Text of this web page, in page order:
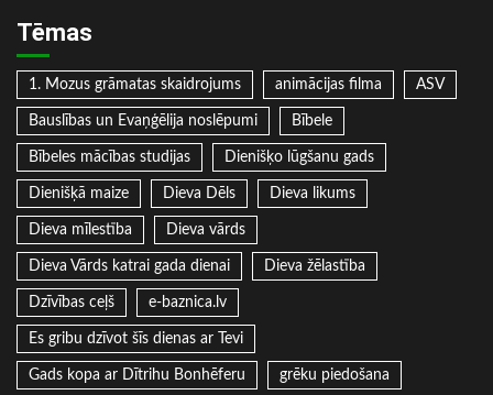
Tēmas
1. Mozus grāmatas skaidrojums animācijas filma ASV
Bauslības un Evaņģēlija noslēpumi Bībele
Bībeles mācības studijas Dienišķo lūgšanu gads
Dienišķā maize Dieva Dēls Dieva likums
Dieva mīlestība Dieva vārds
Dieva Vārds katrai gada dienai Dieva žēlastība
Dzīvības ceļš e-baznica.lv
Es gribu dzīvot šīs dienas ar Tevi
Gads kopa ar Dītrihu Bonhēferu grēku piedošana